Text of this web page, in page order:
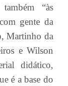
“às
gente da
Martinho da
e Wilson
didático,
é a base do